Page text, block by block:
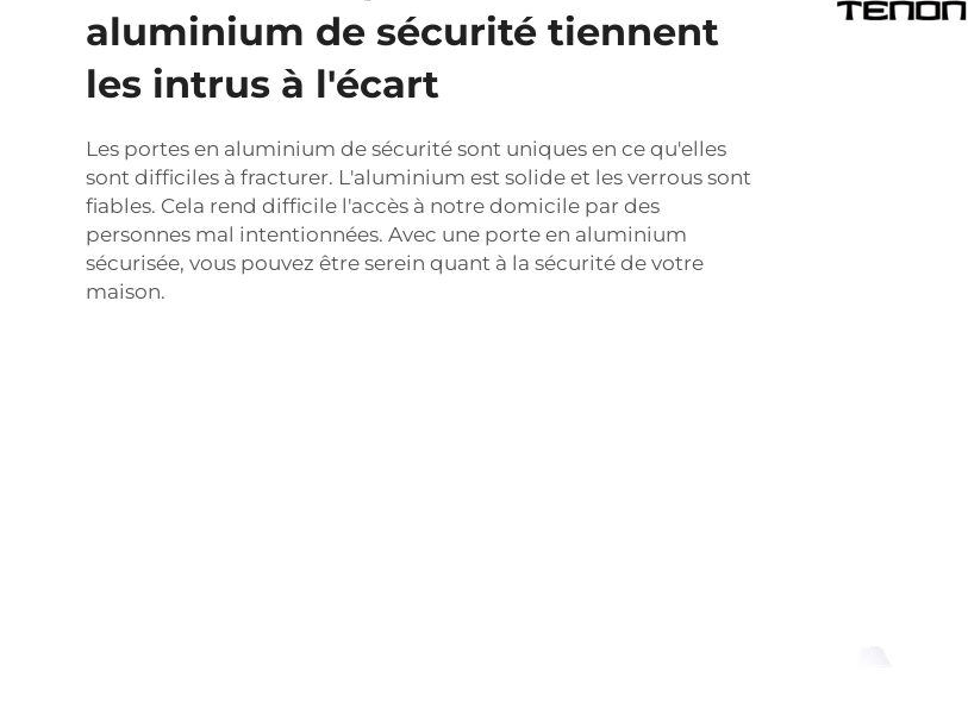
aluminium de sécurité tiennent
les intrus à l'écart
Les portes en aluminium de sécurité sont uniques en ce qu'elles
sont difficiles à fracturer. L'aluminium est solide et les verrous sont
fiables. Cela rend difficile l'accès à notre domicile par des
personnes mal intentionnées. Avec une porte en aluminium
sécurisée, vous pouvez être serein quant à la sécurité de votre
maison.